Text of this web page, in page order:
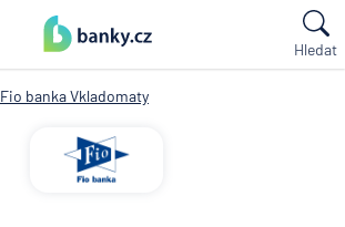
Hledat
Fio bankaVkladomaty